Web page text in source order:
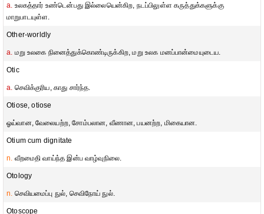
a. உலகத்தார் உண்டென்பது இல்லையென்கிற, நடப்பிலுள்ள கருத்துக்களுக்கு
மாறுபாடயுள்ள.
Other-worldly
a. மறு உலகை நினைத்துக்கொண்டிருக்கிற, மறு உலக மனப்பான்மையுடைய.
Otic
a. செவிக்குரிய, காது சார்ந்த.
Otiose, otiose
ஓய்வான, வேலையற்ற, சோம்பலான, வீணான, பயனற்ற, மிகையான.
Otium cum dignitate
n. வீறமைதி வாய்ந்த இன்ப வாழ்வுநிலை.
Otology
n. செவியமைப்பு நுல், செவிநோய் நுல்.
Otoscope